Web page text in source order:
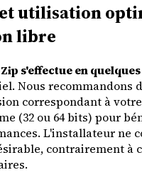
utilisation
libre
s'effectue en
Nous recommandons
correspondant à votre
(32 ou 64 bits) pour
L'installateur ne
contrairement à